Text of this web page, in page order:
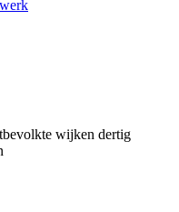
wijken dertig